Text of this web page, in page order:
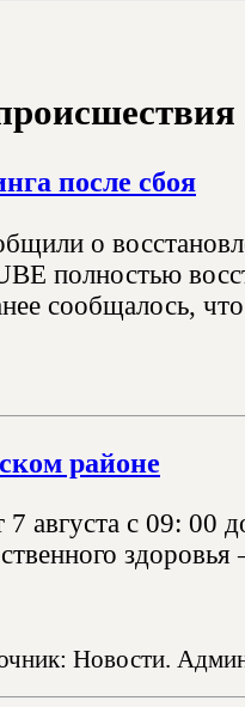
после сбоя
о
полностью
сообщалось,
районе
с 09: 00
здоровья
Новости.